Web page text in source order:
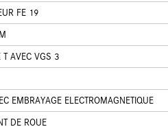
FE 19
T AVEC VGS 3
EMBRAYAGE ELECTROMAGNETIQUE
DE ROUE